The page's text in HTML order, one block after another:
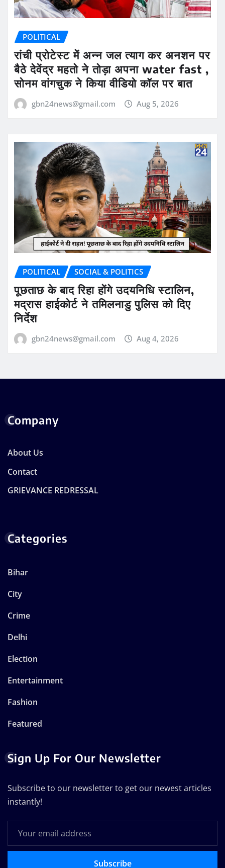
POLITICAL
रांची प्रोटेस्ट में अन्न जल त्याग कर अनशन पर
बैठे देवेंद्र महतो ने तोड़ा अपना water fast ,
सोनम वांगचुक ने किया वीडियो कॉल पर बात
gbn24news@gmail.com Aug 5, 2026
POLITICAL SOCIAL & POLITICS
पूछताछ के बाद रिहा होंगे उदयनिधि स्टालिन,
मद्रास हाईकोर्ट ने तमिलनाडु पुलिस को दिए
निर्देश
gbn24news@gmail.com Aug 4, 2026
Company
About Us
Contact
GRIEVANCE REDRESSAL
Categories
Bihar
City
Crime
Delhi
Election
Entertainment
Fashion
Featured
Sign Up For Our Newsletter
Subscribe to our newsletter to get our newest articles
instantly!
Subscribe